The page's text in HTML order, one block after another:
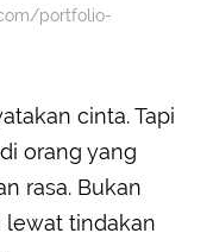
portfolio-
cinta. Tapi
orang yang
rasa. Bukan
lewat tindakan